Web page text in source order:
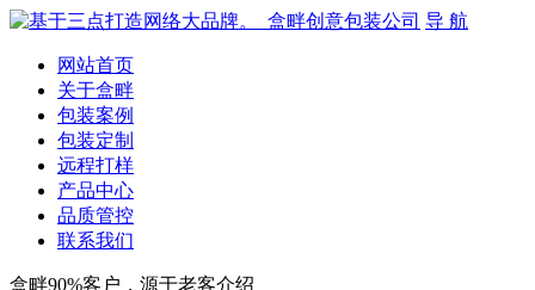
导 航
网站首页
关于盒畔
包装案例
包装定制
远程打样
产品中心
品质管控
联系我们
盒畔90%客户，源于老客介绍